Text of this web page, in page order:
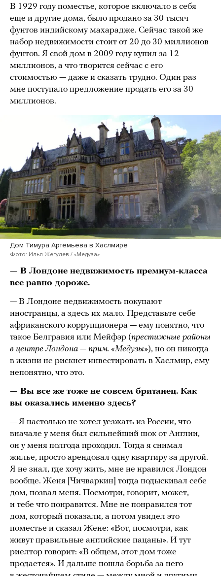
В 1929 году поместье, которое включало в себя
еще и другие дома, было продано за 30 тысяч
фунтов индийскому махарадже. Сейчас такой же
набор недвижимости стоит от 20 до 30 миллионов
фунтов. Я свой дом в 2009 году купил за 12
миллионов, а что творится сейчас с его
стоимостью — даже и сказать трудно. Один раз
мне поступало предложение продать его за 30
миллионов.
Дом Тимура Артемьева в Хаслмире
Фото: Илья Жегулев / «Медуза»
— В Лондоне недвижимость премиум-класса
все равно дороже.
— В Лондоне недвижимость покупают
иностранцы, а здесь их мало. Представьте себе
африканского коррупционера — ему понятно, что
такое Белгравия или Мейфэр (престижные районы
в центре Лондона — прим. «Медузы»), но он никогда
в жизни не рискнет инвестировать в Хаслмир, ему
непонятно, что это.
— Вы все же тоже не совсем британец. Как
вы оказались именно здесь?
— Я настолько не хотел уезжать из России, что
вначале у меня был сильнейший шок от Англии,
он у меня полгода проходил. Тогда я снимал
жилье, просто арендовал одну квартиру за другой.
Я не знал, где хочу жить, мне не нравился Лондон
вообще. Женя [Чичваркин] тогда подыскивал себе
дом, позвал меня. Посмотри, говорит, может,
и тебе что понравится. Мне не понравился тот
дом, который показали, а потом увидел это
поместье и сказал Жене: «Вот, посмотри, как
живут правильные английские пацаны». И тут
риелтор говорит: «В общем, этот дом тоже
продается». И дальше пошла борьба за него